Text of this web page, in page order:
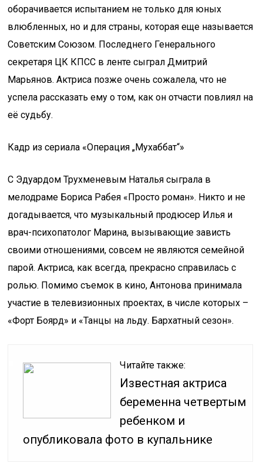
оборачивается испытанием не только для юных
влюбленных, но и для страны, которая еще называется
Советским Союзом. Последнего Генерального
секретаря ЦК КПСС в ленте сыграл Дмитрий
Марьянов. Актриса позже очень сожалела, что не
успела рассказать ему о том, как он отчасти повлиял на
её судьбу.
Кадр из сериала «Операция „Мухаббат“»
С Эдуардом Трухменевым Наталья сыграла в
мелодраме Бориса Рабея «Просто роман». Никто и не
догадывается, что музыкальный продюсер Илья и
врач-психопатолог Марина, вызывающие зависть
своими отношениями, совсем не являются семейной
парой. Актриса, как всегда, прекрасно справилась с
ролью. Помимо съемок в кино, Антонова принимала
участие в телевизионных проектах, в числе которых –
«Форт Боярд» и «Танцы на льду. Бархатный сезон».
Читайте также:
Известная актриса
беременна четвертым
ребенком и
опубликовала фото в купальнике